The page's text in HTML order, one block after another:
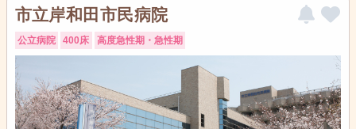
市立岸和田市民病院
公立病院 400床 高度急性期・急性期